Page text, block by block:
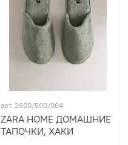
арт. 2600/500/004
ZARA HOME ДОМАШНИЕ
ТАПОЧКИ, ХАКИ